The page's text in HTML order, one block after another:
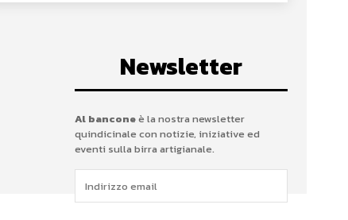
Newsletter
Al banconeè la nostra newsletter
quindicinale con notizie, iniziative ed
eventi sulla birra artigianale.